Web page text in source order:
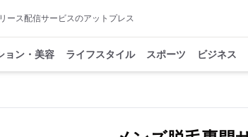
ース配信サービスのアットプレス
ョン・美容 ライフスタイル スポーツ ビジネス